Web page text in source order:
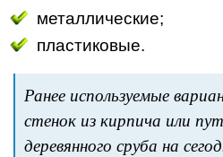
металлические;
пластиковые.
Ранее используемые
стенок из кирпича или
деревянного сруба на